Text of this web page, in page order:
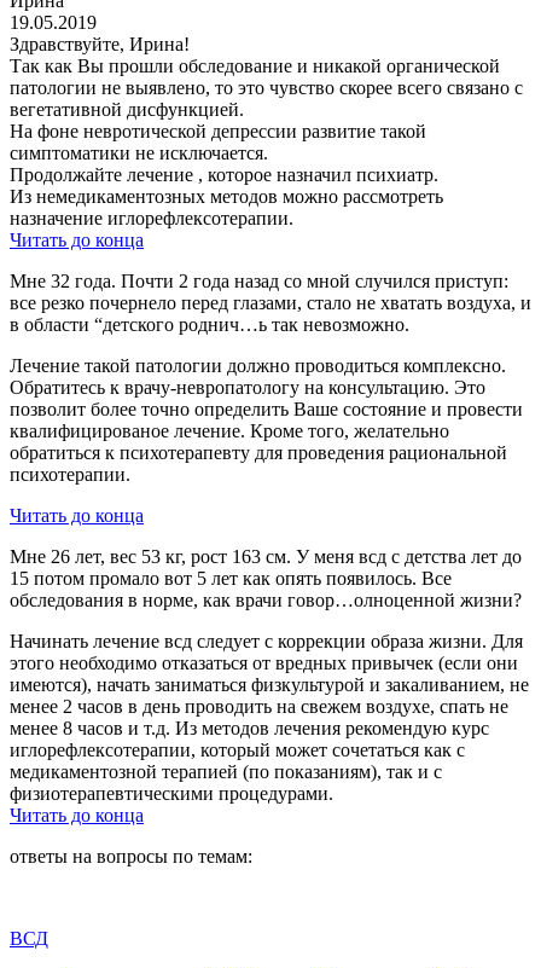
19.05.2019
Здравствуйте, Ирина!
Так как Вы прошли обследование и никакой органической
патологии не выявлено, то это чувство скорее всего связано с
вегетативной дисфункцией.
На фоне невротической депрессии развитие такой
симптоматики не исключается.
Продолжайте лечение , которое назначил психиатр.
Из немедикаментозных методов можно рассмотреть
назначение иглорефлексотерапии.
Читать до конца
Мне 32 года. Почти 2 года назад со мной случился приступ:
все резко почернело перед глазами, стало не хватать воздуха, и
в области “детского роднич…ь так невозможно.
Лечение такой патологии должно проводиться комплексно.
Обратитесь к врачу-невропатологу на консультацию. Это
позволит более точно определить Ваше состояние и провести
квалифицированое лечение. Кроме того, желательно
обратиться к психотерапевту для проведения рациональной
психотерапии.
Читать до конца
Мне 26 лет, вес 53 кг, рост 163 см. У меня всд с детства лет до
15 потом промало вот 5 лет как опять появилось. Все
обследования в норме, как врачи говор…олноценной жизни?
Начинать лечение всд следует с коррекции образа жизни. Для
этого необходимо отказаться от вредных привычек (если они
имеются), начать заниматься физкультурой и закаливанием, не
менее 2 часов в день проводить на свежем воздухе, спать не
менее 8 часов и т.д. Из методов лечения рекомендую курс
иглорефлексотерапии, который может сочетаться как с
медикаментозной терапией (по показаниям), так и с
физиотерапевтическими процедурами.
Читать до конца
ответы на вопросы по темам:
ВСД